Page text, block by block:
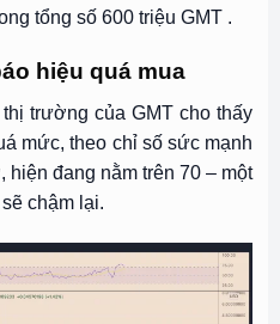
tổng số 600 triệu GMT .
hiệu quá mua
trường của GMT cho thấy
mức, theo chỉ số sức mạnh
đang nằm trên 70 – một
chậm lại.